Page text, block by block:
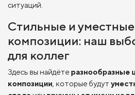
ситуаций.
Стильные и уместные
композиции: наш
для коллег
Здесь вы найдёте разнообразные
композиции, которые будут